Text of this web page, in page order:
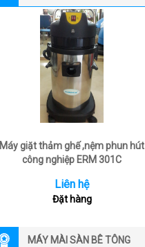
Máy giặt thảm ghế ,nệm phun hút
công nghiệp ERM 301C
Liên hệ
Đặt hàng
MÁY MÀI SÀN BÊ TÔNG